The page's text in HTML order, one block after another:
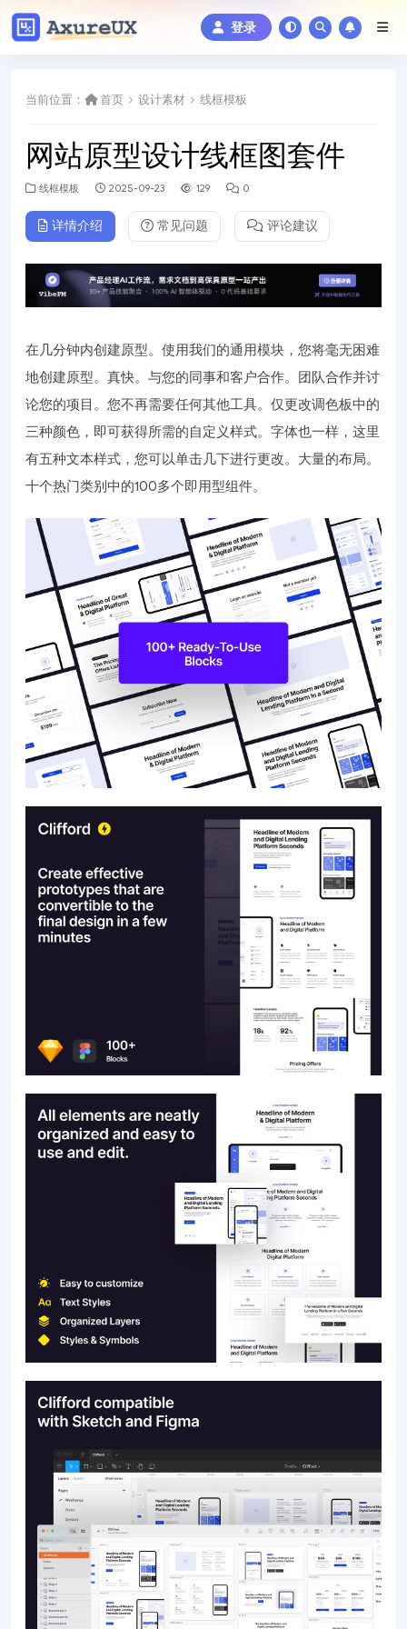
登录
当前位置： 首页 设计素材 线框模板
网站原型设计线框图套件
线框模板 2025-09-23 129 0
详情介绍 常见问题 评论建议
在几分钟内创建原型。使用我们的通用模块，您将毫无困难
地创建原型。真快。与您的同事和客户合作。团队合作并讨
论您的项目。您不再需要任何其他工具。仅更改调色板中的
三种颜色，即可获得所需的自定义样式。字体也一样，这里
有五种文本样式，您可以单击几下进行更改。大量的布局。
十个热门类别中的100多个即用型组件。